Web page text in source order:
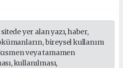
yer alan yazı, haber,
bireysel kullanım
veya tamamen
kullanılması,